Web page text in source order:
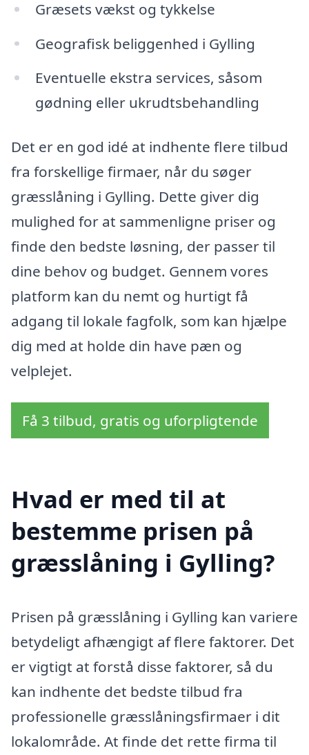
Græsets vækst og tykkelse
Geografisk beliggenhed i Gylling
Eventuelle ekstra services, såsom
gødning eller ukrudtsbehandling
Det er en god idé at indhente flere tilbud
fra forskellige firmaer, når du søger
græsslåning i Gylling. Dette giver dig
mulighed for at sammenligne priser og
finde den bedste løsning, der passer til
dine behov og budget. Gennem vores
platform kan du nemt og hurtigt få
adgang til lokale fagfolk, som kan hjælpe
dig med at holde din have pæn og
velplejet.
Få 3 tilbud, gratis og uforpligtende
Hvad er med til at
bestemme prisen på
græsslåning i Gylling?
Prisen på græsslåning i Gylling kan variere
betydeligt afhængigt af flere faktorer. Det
er vigtigt at forstå disse faktorer, så du
kan indhente det bedste tilbud fra
professionelle græsslåningsfirmaer i dit
lokalområde. At finde det rette firma til